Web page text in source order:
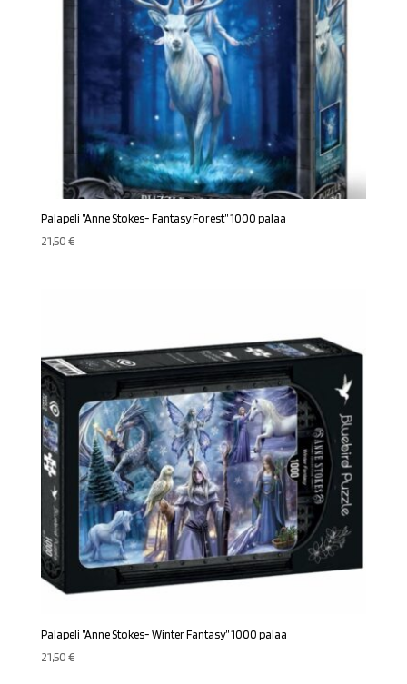
Palapeli ”Anne Stokes- Fantasy Forest” 1000 palaa
21,50€
Palapeli ”Anne Stokes- Winter Fantasy” 1000 palaa
21,50€